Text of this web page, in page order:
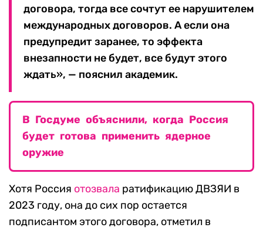
договора, тогда все сочтут ее нарушителем
международных договоров. А если она
предупредит заранее, то эффекта
внезапности не будет, все будут этого
ждать», — пояснил академик.
В Госдуме объяснили, когда Россия
будет готова применить ядерное
оружие
Хотя Россия отозвала ратификацию ДВЗЯИ в
2023 году, она до сих пор остается
подписантом этого договора, отметил в